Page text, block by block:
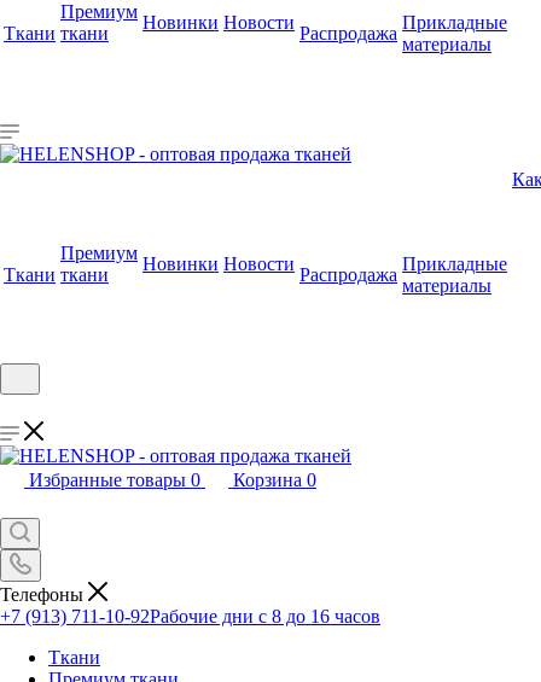
Ткани
Премиум
ткани
Новинки Новости
Распродажа
Прикладные
материалы
Ткани
Премиум
ткани
Новинки Новости
Распродажа
Прикладные
материалы
Избранные товары 0 Корзина 0
Телефоны
+7 (913) 711-10-92Рабочие дни с 8 до 16 часов
Ткани